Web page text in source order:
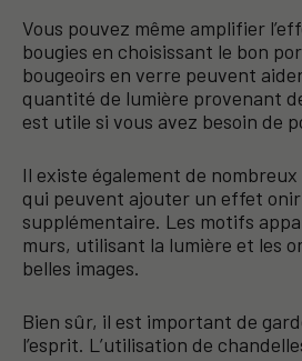
Vous pouvez même amplifier
bougies en choisissant le bon
bougeoirs en verre peuvent
quantité de lumière provenant
est utile si vous avez besoin de
Il existe également de
qui peuvent ajouter un effet
supplémentaire. Les motifs
murs, utilisant la lumière et les
belles images.
Bien sûr, il est important de
l’esprit. L’utilisation de